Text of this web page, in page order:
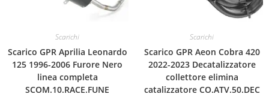
Scarichi
Scarico GPR Aprilia Leonardo
125 1996-2006 Furore Nero
linea completa
SCOM.10.RACE.FUNE
Scarichi
Scarico GPR Aeon Cobra 420
2022-2023 Decatalizzatore
collettore elimina
catalizzatore CO.ATV.50.DEC